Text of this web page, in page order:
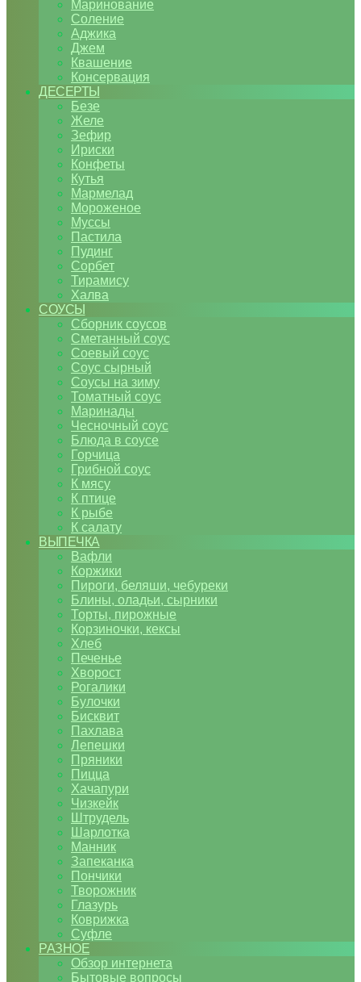
Маринование
Соление
Аджика
Джем
Квашение
Консервация
ДЕСЕРТЫ
Безе
Желе
Зефир
Ириски
Конфеты
Кутья
Мармелад
Мороженое
Муссы
Пастила
Пудинг
Сорбет
Тирамису
Халва
СОУСЫ
Сборник соусов
Сметанный соус
Соевый соус
Соус сырный
Соусы на зиму
Томатный соус
Маринады
Чесночный соус
Блюда в соусе
Горчица
Грибной соус
К мясу
К птице
К рыбе
К салату
ВЫПЕЧКА
Вафли
Коржики
Пироги, беляши, чебуреки
Блины, оладьи, сырники
Торты, пирожные
Корзиночки, кексы
Хлеб
Печенье
Хворост
Рогалики
Булочки
Бисквит
Пахлава
Лепешки
Пряники
Пицца
Хачапури
Чизкейк
Штрудель
Шарлотка
Манник
Запеканка
Пончики
Творожник
Глазурь
Коврижка
Суфле
РАЗНОЕ
Обзор интернета
Бытовые вопросы